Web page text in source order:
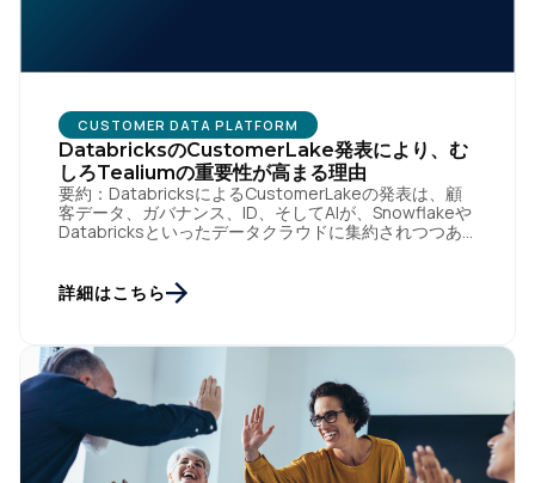
CUSTOMER DATA PLATFORM
DatabricksのCustomerLake発表により、む
しろTealiumの重要性が高まる理由
要約：DatabricksによるCustomerLakeの発表は、顧
客データ、ガバナンス、ID、そしてAIが、Snowflakeや
Databricksといったデータクラウドに集約されつつあ
詳細はこちら